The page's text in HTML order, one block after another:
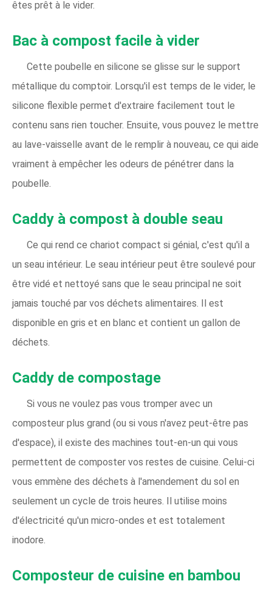
êtes prêt à le vider.
Bac à compost facile à vider
Cette poubelle en silicone se glisse sur le support
métallique du comptoir. Lorsqu'il est temps de le vider, le
silicone flexible permet d'extraire facilement tout le
contenu sans rien toucher. Ensuite, vous pouvez le mettre
au lave-vaisselle avant de le remplir à nouveau, ce qui aide
vraiment à empêcher les odeurs de pénétrer dans la
poubelle.
Caddy à compost à double seau
Ce qui rend ce chariot compact si génial, c'est qu'il a
un seau intérieur. Le seau intérieur peut être soulevé pour
être vidé et nettoyé sans que le seau principal ne soit
jamais touché par vos déchets alimentaires. Il est
disponible en gris et en blanc et contient un gallon de
déchets.
Caddy de compostage
Si vous ne voulez pas vous tromper avec un
composteur plus grand (ou si vous n'avez peut-être pas
d'espace), il existe des machines tout-en-un qui vous
permettent de composter vos restes de cuisine. Celui-ci
vous emmène des déchets à l'amendement du sol en
seulement un cycle de trois heures. Il utilise moins
d'électricité qu'un micro-ondes et est totalement
inodore.
Composteur de cuisine en bambou